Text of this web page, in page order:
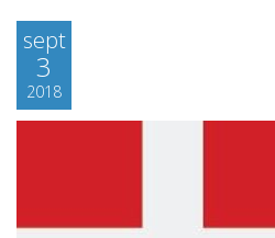
sept
3
2018